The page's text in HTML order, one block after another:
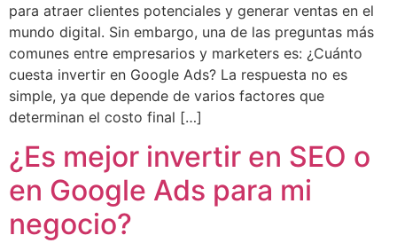
para atraer clientes potenciales y generar ventas en el
mundo digital. Sin embargo, una de las preguntas más
comunes entre empresarios y marketers es: ¿Cuánto
cuesta invertir en Google Ads? La respuesta no es
simple, ya que depende de varios factores que
determinan el costo final […]
¿Es mejor invertir en SEO o
en Google Ads para mi
negocio?